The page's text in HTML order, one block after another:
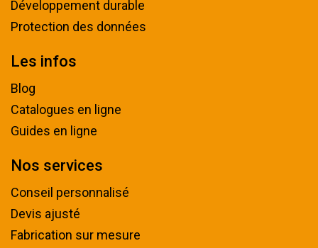
Développement durable
Protection des données
Les infos
Blog
Catalogues en ligne
Guides en ligne
Nos services
Conseil personnalisé
Devis ajusté
Fabrication sur mesure